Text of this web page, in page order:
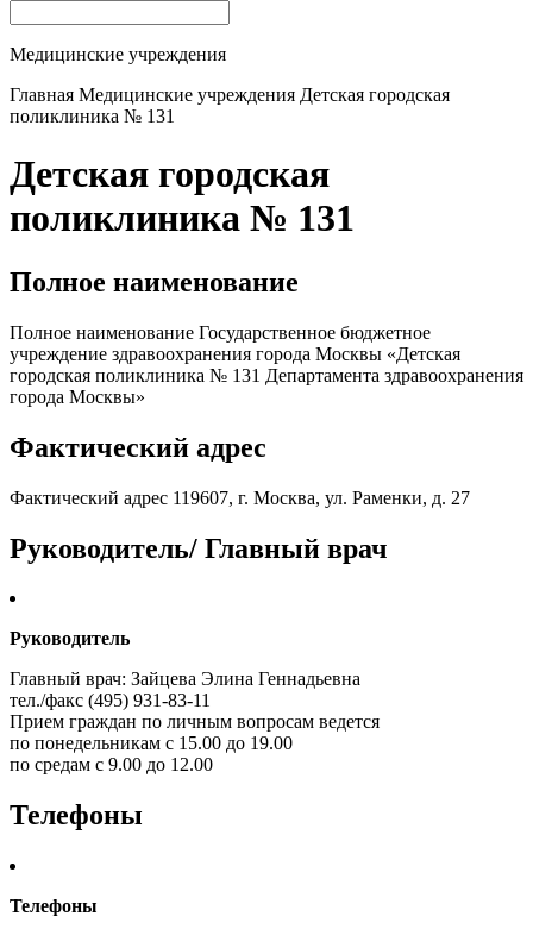
Медицинские учреждения
Главная Медицинские учреждения Детская городская
поликлиника № 131
Детская городская
поликлиника № 131
Полное наименование
Полное наименование Государственное бюджетное
учреждение здравоохранения города Москвы «Детская
городская поликлиника № 131 Департамента здравоохранения
города Москвы»
Фактический адрес
Фактический адрес 119607, г. Москва, ул. Раменки, д. 27
Руководитель/ Главный врач
Руководитель
Главный врач: Зайцева Элина Геннадьевна
тел./факс (495) 931-83-11
Прием граждан по личным вопросам ведется
по понедельникам с 15.00 до 19.00
по средам с 9.00 до 12.00
Телефоны
Телефоны